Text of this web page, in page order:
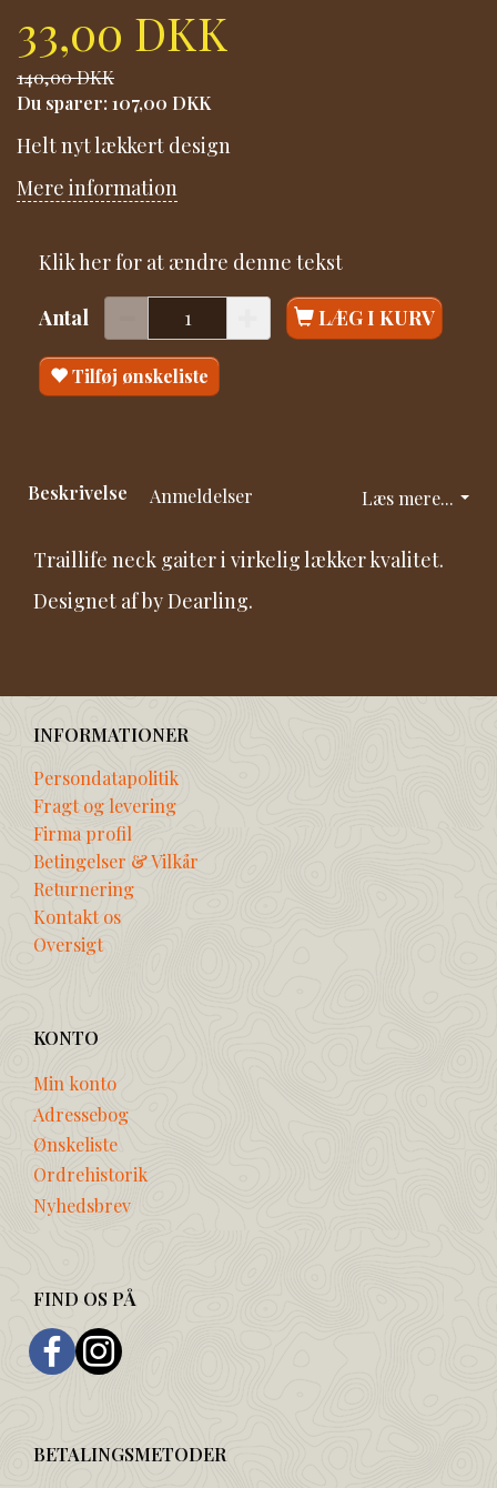
33,00 DKK
140,00 DKK
Du sparer: 107,00 DKK
Helt nyt lækkert design
Mere information
Klik her for at ændre denne tekst
Antal LÆG I KURV
Tilføj ønskeliste
Læs mere...
Beskrivelse Anmeldelser
Traillife neck gaiter i virkelig lækker kvalitet.
Designet af by Dearling.
INFORMATIONER
Persondatapolitik
Fragt og levering
Firma profil
Betingelser & Vilkår
Returnering
Kontakt os
Oversigt
KONTO
Min konto
Adressebog
Ønskeliste
Ordrehistorik
Nyhedsbrev
FIND OS PÅ
BETALINGSMETODER